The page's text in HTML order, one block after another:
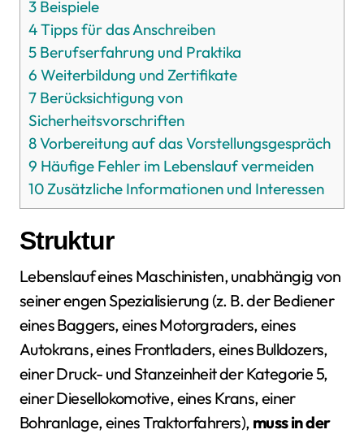
3 Beispiele
4Tipps für das Anschreiben
5 Berufserfahrung und Praktika
6 Weiterbildung und Zertifikate
7 Berücksichtigung von
Sicherheitsvorschriften
8Vorbereitung auf das Vorstellungsgespräch
9 Häufige Fehler im Lebenslauf vermeiden
10Zusätzliche Informationen und Interessen
Struktur
Lebenslauf eines Maschinisten, unabhängig von
seiner engen Spezialisierung (z. B. der Bediener
eines Baggers, eines Motorgraders, eines
Autokrans, eines Frontladers, eines Bulldozers,
einer Druck- und Stanzeinheit der Kategorie 5,
einer Diesellokomotive, eines Krans, einer
Bohranlage, eines Traktorfahrers), muss in der